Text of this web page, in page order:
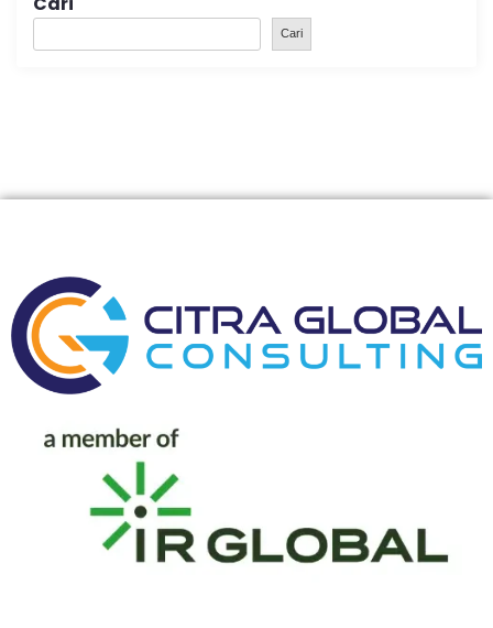
Cari